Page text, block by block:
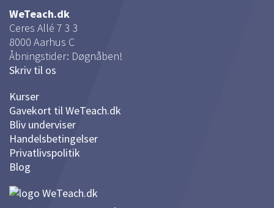
WeTeach.dk
Ceres Allé 7 3 3
8000 Aarhus C
Åbningstider: Døgnåben!
Skriv til os
Kurser
Gavekort til WeTeach.dk
Bliv underviser
Handelsbetingelser
Privatlivspolitik
Blog